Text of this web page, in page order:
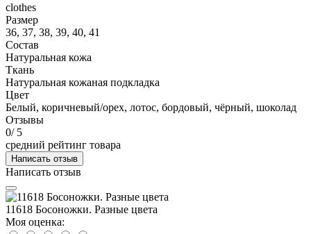
clothes
Размер
36, 37, 38, 39, 40, 41
Состав
Натуральная кожа
Ткань
Натуральная кожаная подкладка
Цвет
Белый, коричневый/орех, лотос, бордовый, чёрный, шоколад
Отзывы
0/ 5
средний рейтинг товара
Написать отзыв
Написать отзыв
11618 Босоножки. Разные цвета
Моя оценка: